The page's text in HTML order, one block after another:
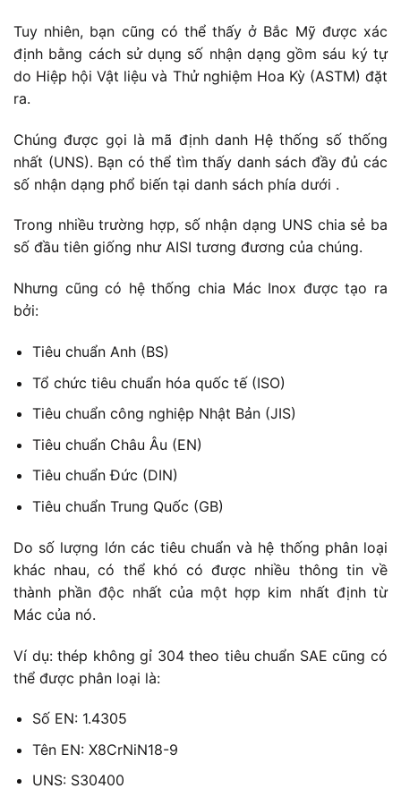
Tuy nhiên, bạn cũng có thể thấy ở Bắc Mỹ được xác
định bằng cách sử dụng số nhận dạng gồm sáu ký tự
do Hiệp hội Vật liệu và Thử nghiệm Hoa Kỳ (ASTM) đặt
ra.
Chúng được gọi là mã định danh Hệ thống số thống
nhất (UNS). Bạn có thể tìm thấy danh sách đầy đủ các
số nhận dạng phổ biến tại danh sách phía dưới .
Trong nhiều trường hợp, số nhận dạng UNS chia sẻ ba
số đầu tiên giống như AISI tương đương của chúng.
Nhưng cũng có hệ thống chia Mác Inox được tạo ra
bởi:
Tiêu chuẩn Anh (BS)
Tổ chức tiêu chuẩn hóa quốc tế (ISO)
Tiêu chuẩn công nghiệp Nhật Bản (JIS)
Tiêu chuẩn Châu Âu (EN)
Tiêu chuẩn Đức (DIN)
Tiêu chuẩn Trung Quốc (GB)
Do số lượng lớn các tiêu chuẩn và hệ thống phân loại
khác nhau, có thể khó có được nhiều thông tin về
thành phần độc nhất của một hợp kim nhất định từ
Mác của nó.
Ví dụ: thép không gỉ 304 theo tiêu chuẩn SAE cũng có
thể được phân loại là:
Số EN: 1.4305
Tên EN: X8CrNiN18-9
UNS: S30400